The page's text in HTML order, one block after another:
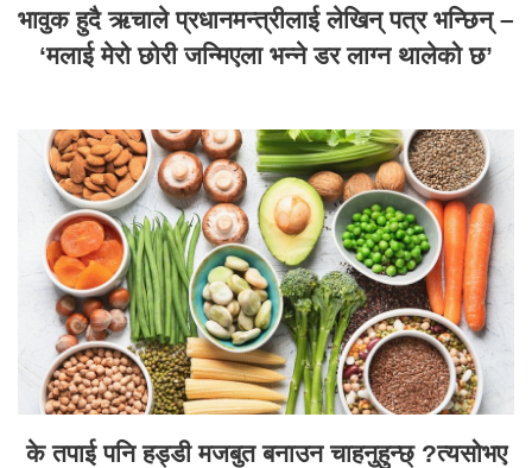
भावुक हुदै ऋचाले प्रधानमन्त्रीलाई लेखिन् पत्र भन्छिन् –
‘मलाई मेरो छोरी जन्मिएला भन्ने डर लाग्न थालेको छ’
के तपाई पनि हड्डी मजबुत बनाउन चाहनुहुन्छ् ?त्यसोभए